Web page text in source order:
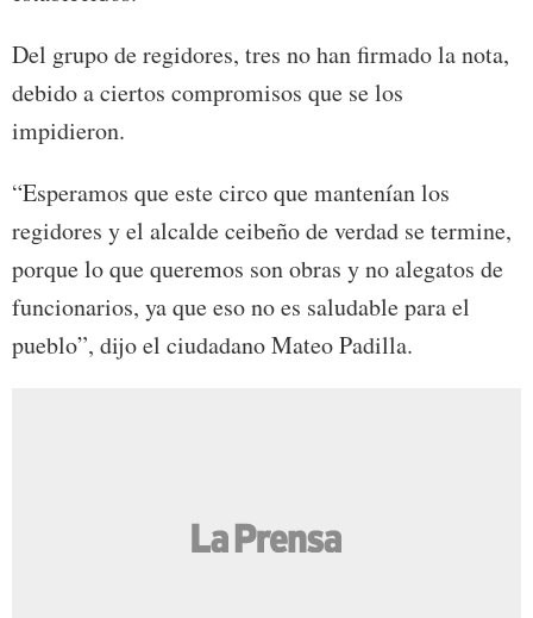
Del grupo de regidores, tres no han firmado la nota,
debido a ciertos compromisos que se los
impidieron.
“Esperamos que este circo que mantenían los
regidores y el alcalde ceibeño de verdad se termine,
porque lo que queremos son obras y no alegatos de
funcionarios, ya que eso no es saludable para el
pueblo”, dijo el ciudadano Mateo Padilla.